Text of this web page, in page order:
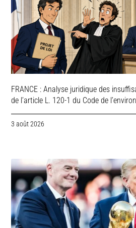
FRANCE : Analyse juridique des
de l’article L. 120-1 du Code de
3 août 2026